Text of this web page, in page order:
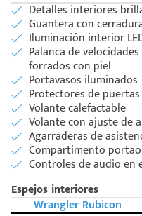
Escríbenos
+528121278366
Código
Postal
Ingresar
Detalles interiores
Guantera con
Iluminación interior
Palanca de
forrados con piel
Portavasos iluminados
Protectores de
Volante calefactable
Volante con ajuste de
Agarraderas de
Compartimento
Controles de audio en
Espejos interiores
Wrangler Rubicon